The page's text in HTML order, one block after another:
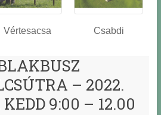
Vértesacsa Csabdi
– 2022.
KEDD 9:00 – 12.00